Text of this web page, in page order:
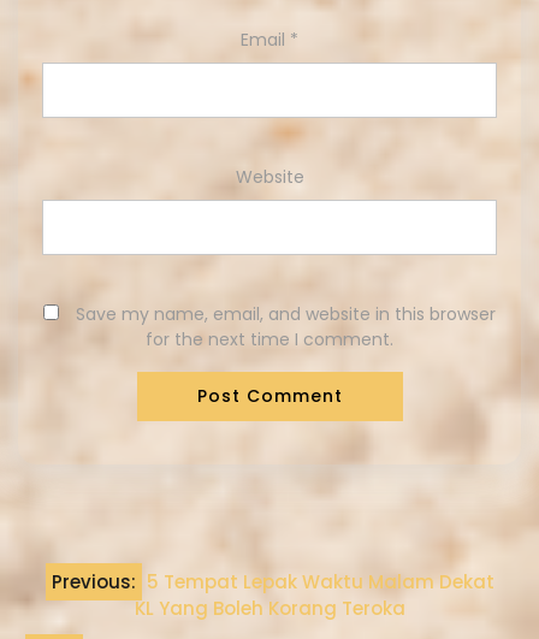
Email *
Website
Save my name, email, and website in this browser
for the next time I comment.
Previous: 5 Tempat Lepak Waktu Malam Dekat
KL Yang Boleh Korang Teroka